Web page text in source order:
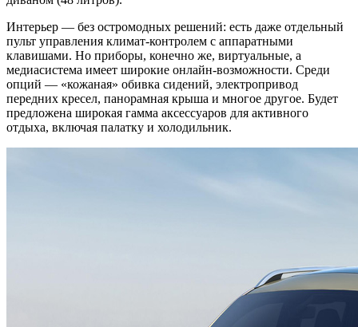
Интерьер — без остромодных решений: есть даже отдельный
пульт управления климат-контролем с аппаратными
клавишами. Но приборы, конечно же, виртуальные, а
медиасистема имеет широкие онлайн-возможности. Среди
опций — «кожаная» обивка сидений, электропривод
передних кресел, панорамная крыша и многое другое. Будет
предложена широкая гамма аксессуаров для активного
отдыха, включая палатку и холодильник.